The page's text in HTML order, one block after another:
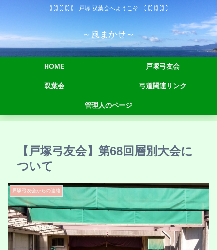
⌘⌘⌘⌘ 戸塚 双葉会へようこそ ⌘⌘⌘⌘
～風まかせ～
HOME 戸塚弓友会
双葉会 弓道関連リンク
管理人のページ
【戸塚弓友会】第68回層別大会に
ついて
戸塚弓友会からの連絡